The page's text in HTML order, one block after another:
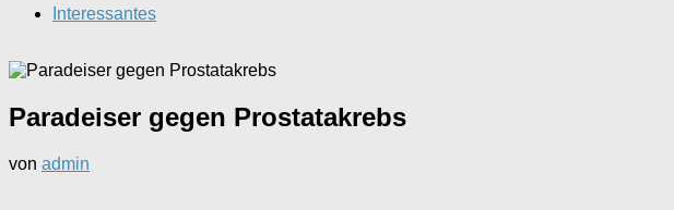
Interessantes
Paradeiser gegen Prostatakrebs
von admin